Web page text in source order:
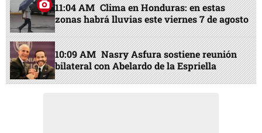
11:04 AM Clima en Honduras: en estas
zonas habrá lluvias este viernes 7 de agosto
10:09 AM Nasry Asfura sostiene reunión
bilateral con Abelardo de la Espriella